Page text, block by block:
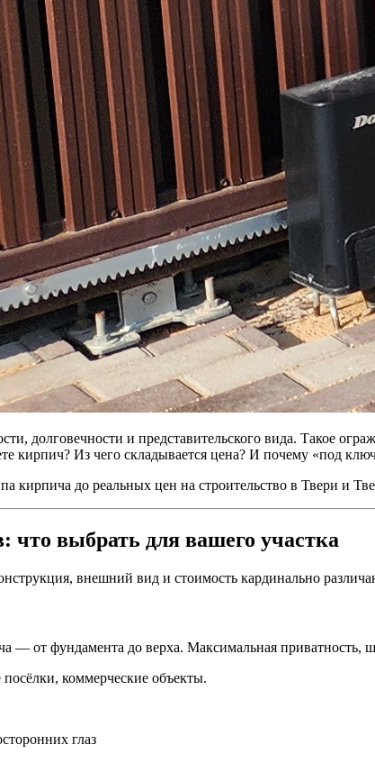
долговечности и представительского вида. Такое
кирпич? Из чего складывается цена? И почему «под
кирпича до реальных цен на строительство в Твери и
выбрать для вашего участка
внешний вид и стоимость кардинально
— от фундамента до верха. Максимальная приватность,
коммерческие объекты.
глаз